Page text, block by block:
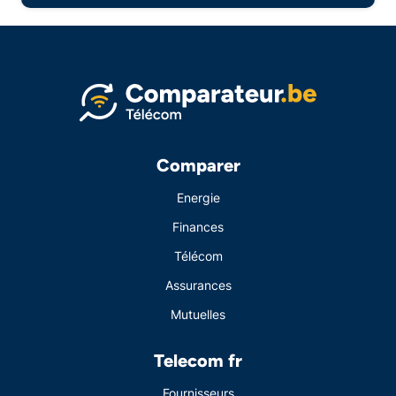
Comparer
Energie
Finances
Télécom
Assurances
Mutuelles
Telecom fr
Fournisseurs